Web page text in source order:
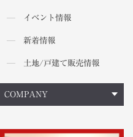
イベント情報
新着情報
土地/戸建て販売情報
COMPANY